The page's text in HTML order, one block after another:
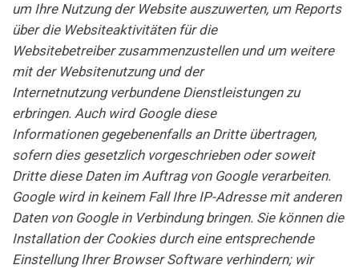
um Ihre Nutzung der Website auszuwerten, um Reports
über die Websiteaktivitäten für die
Websitebetreiber zusammenzustellen und um weitere
mit der Websitenutzung und der
Internetnutzung verbundene Dienstleistungen zu
erbringen. Auch wird Google diese
Informationen gegebenenfalls an Dritte übertragen,
sofern dies gesetzlich vorgeschrieben oder soweit
Dritte diese Daten im Auftrag von Google verarbeiten.
Google wird in keinem Fall Ihre IP-Adresse mit anderen
Daten von Google in Verbindung bringen. Sie können die
Installation der Cookies durch eine entsprechende
Einstellung Ihrer Browser Software verhindern; wir